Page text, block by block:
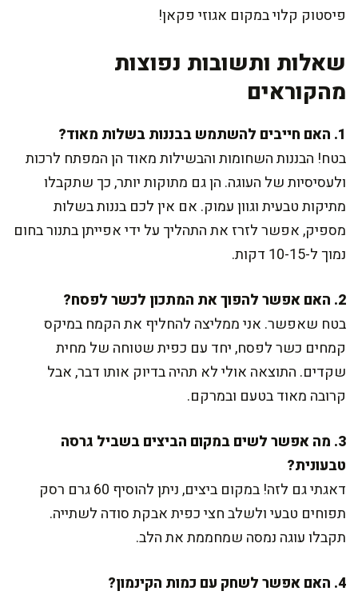
פיסטוק קלוי במקום אגוזי פקאן!
שאלות ותשובות נפוצות
מהקוראים
1. האם חייבים להשתמש בבננות בשלות מאוד?
בטח! הבננות השחומות והבשילות מאוד הן המפתח לרכות
ולעסיסיות של העוגה. הן גם מתוקות יותר, כך שתקבלו
מתיקות טבעית וגוון עמוק. אם אין לכם בננות בשלות
מספיק, אפשר לזרז את התהליך על ידי אפייתן בתנור בחום
נמוך ל-10-15 דקות.
2. האם אפשר להפוך את המתכון לכשר לפסח?
בטח שאפשר. אני ממליצה להחליף את הקמח במיקס
קמחים כשר לפסח, יחד עם כפית שטוחה של מחית
שקדים. התוצאה אולי לא תהיה בדיוק אותו דבר, אבל
קרובה מאוד בטעם ובמרקם.
3. מה אפשר לשים במקום הביצים בשביל גרסה
טבעונית?
דאגתי גם לזה! במקום ביצים, ניתן להוסיף 60 גרם רסק
תפוחים טבעי ולשלב חצי כפית אבקת סודה לשתייה.
תקבלו עוגה נמסה שמחממת את הלב.
4. האם אפשר לשחק עם כמות הקינמון?